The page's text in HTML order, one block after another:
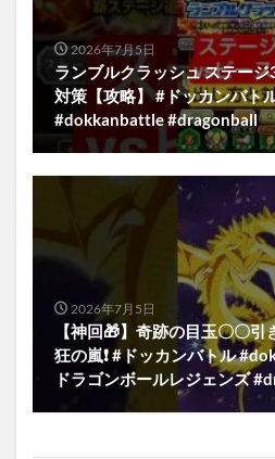
2026年7月5日
ランブルクラッシュ ステー
対策【攻略】 #ドッカンバト
#dokkanbattle #dragonball
2026年7月5日
【神回🎁】奇跡の目玉〇〇
狂の嵐❗️ #ドッカンバトル
ドラゴンボールレジェンズ